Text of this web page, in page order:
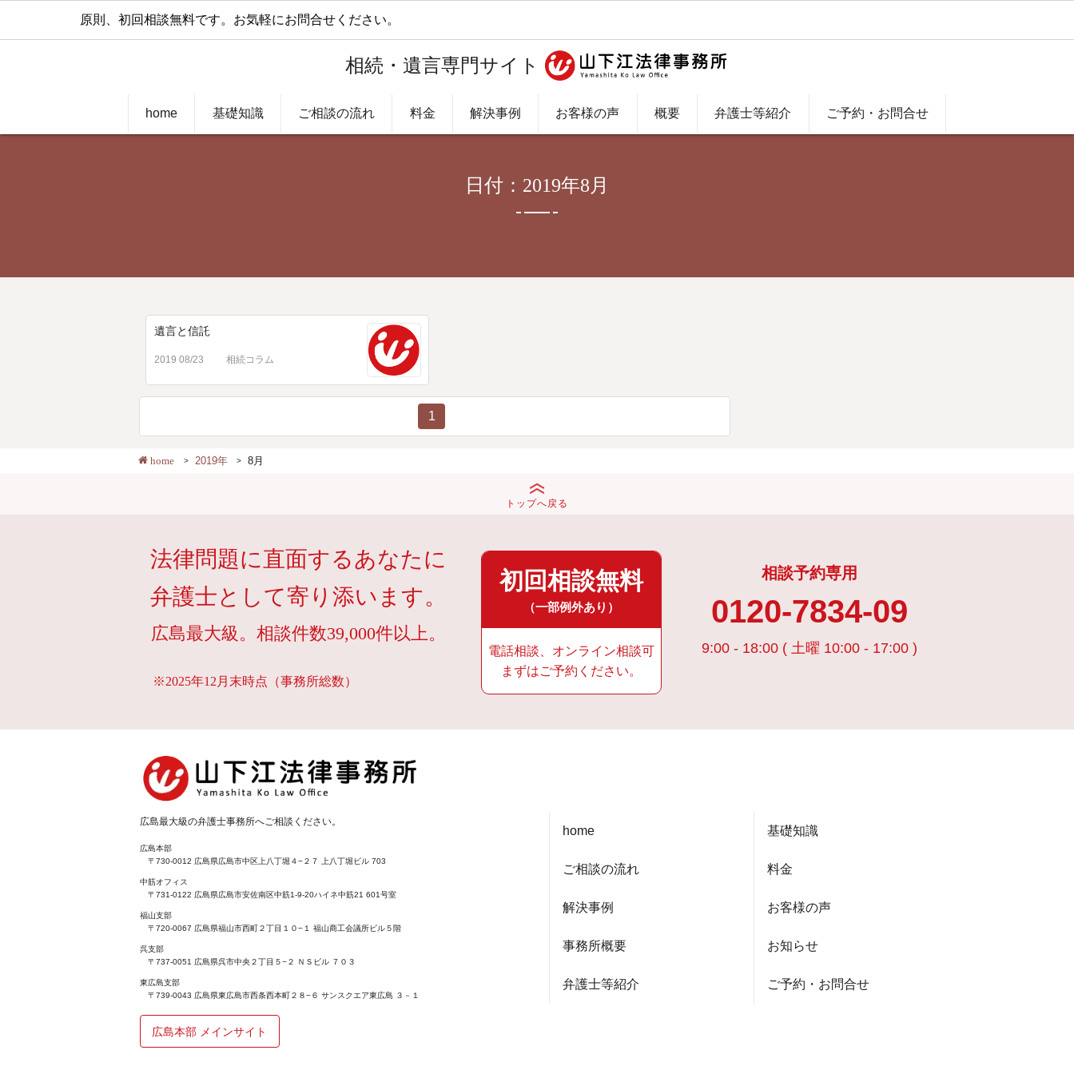
相続・遺言専門サイト
home 基礎知識 ご相談の流れ 料金 解決事例 お客様の声 概要 弁護士等紹介 ご予約・お問合せ
原則、初回相談無料です。お気軽にお問合せください。
日付：2019年8月
遺言と信託
2019 08/23 相続コラム
1
home 2019年 8月
トップへ戻る
法律問題に直面するあなたに
弁護士として寄り添います。
広島最大級。相談件数39,000件以上。
※2025年12月末時点（事務所総数）
初回相談無料
（一部例外あり）
電話相談、オンライン相談可
まずはご予約ください。
相談予約専用
0120-7834-09
9:00 - 18:00 ( 土曜 10:00 - 17:00 )
広島最大級の弁護士事務所へご相談ください。
広島本部
〒730-0012 広島県広島市中区上八丁堀４−２７ 上八丁堀ビル 703
中筋オフィス
〒731-0122 広島県広島市安佐南区中筋1-9-20ハイネ中筋21 601号室
福山支部
〒720-0067 広島県福山市西町２丁目１０−１ 福山商工会議所ビル５階
呉支部
〒737-0051 広島県呉市中央２丁目５−２ ＮＳビル ７０３
東広島支部
〒739-0043 広島県東広島市西条西本町２８−６ サンスクエア東広島 ３－１
広島本部 メインサイト
home
ご相談の流れ
解決事例
事務所概要
弁護士等紹介
基礎知識
料金
お客様の声
お知らせ
ご予約・お問合せ